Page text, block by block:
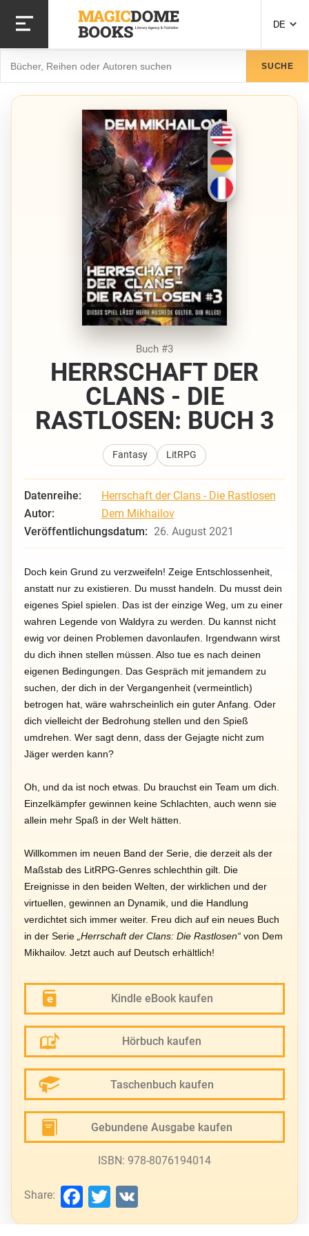
zum
Inhalt
DE
SUCHE
Buch #3
HERRSCHAFT DER
CLANS - DIE
RASTLOSEN: BUCH 3
Fantasy LitRPG
Datenreihe:
Herrschaft der Clans - Die Rastlosen
Autor:
Dem Mikhailov
Veröffentlichungsdatum: 26. August 2021
Doch kein Grund zu verzweifeln! Zeige Entschlossenheit,
anstatt nur zu existieren. Du musst handeln. Du musst dein
eigenes Spiel spielen. Das ist der einzige Weg, um zu einer
wahren Legende von Waldyra zu werden. Du kannst nicht
ewig vor deinen Problemen davonlaufen. Irgendwann wirst
du dich ihnen stellen müssen. Also tue es nach deinen
eigenen Bedingungen. Das Gespräch mit jemandem zu
suchen, der dich in der Vergangenheit (vermeintlich)
betrogen hat, wäre wahrscheinlich ein guter Anfang. Oder
dich vielleicht der Bedrohung stellen und den Spieß
umdrehen. Wer sagt denn, dass der Gejagte nicht zum
Jäger werden kann?
Oh, und da ist noch etwas. Du brauchst ein Team um dich.
Einzelkämpfer gewinnen keine Schlachten, auch wenn sie
allein mehr Spaß in der Welt hätten.
Willkommen im neuen Band der Serie, die derzeit als der
Maßstab des LitRPG-Genres schlechthin gilt. Die
Ereignisse in den beiden Welten, der wirklichen und der
virtuellen, gewinnen an Dynamik, und die Handlung
verdichtet sich immer weiter. Freu dich auf ein neues Buch
in der Serie „Herrschaft der Clans: Die Rastlosen“ von Dem
Mikhailov. Jetzt auch auf Deutsch erhältlich!
Kindle eBook kaufen
Hörbuch kaufen
Taschenbuch kaufen
Gebundene Ausgabe kaufen
ISBN: 978-8076194014
Share: Facebook
Twitter